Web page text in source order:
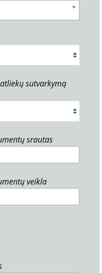
sutvarkymą
srautas
veikla